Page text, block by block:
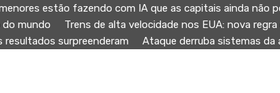
estão fazendo com IA que as capitais ainda não
do mundo
Trens de alta velocidade nos EUA: nova
surpreenderam
Ataque derruba sistemas